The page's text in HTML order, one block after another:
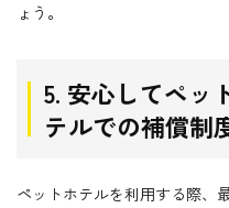
ょう。
5. 安心してペッ
テルでの補償制
ペットホテルを利用する際、